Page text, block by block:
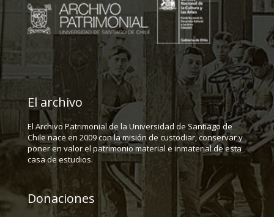
El archivo
El Archivo Patrimonial de la Universidad de Santiago de
Chile nace en 2009 con la misión de custodiar, conservar y
poner en valor el patrimonio material e inmaterial de esta
casa de estudios.
Donaciones